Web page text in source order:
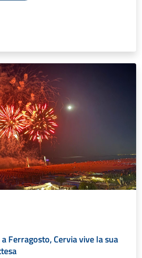
Ferragosto, Cervia vive la sua